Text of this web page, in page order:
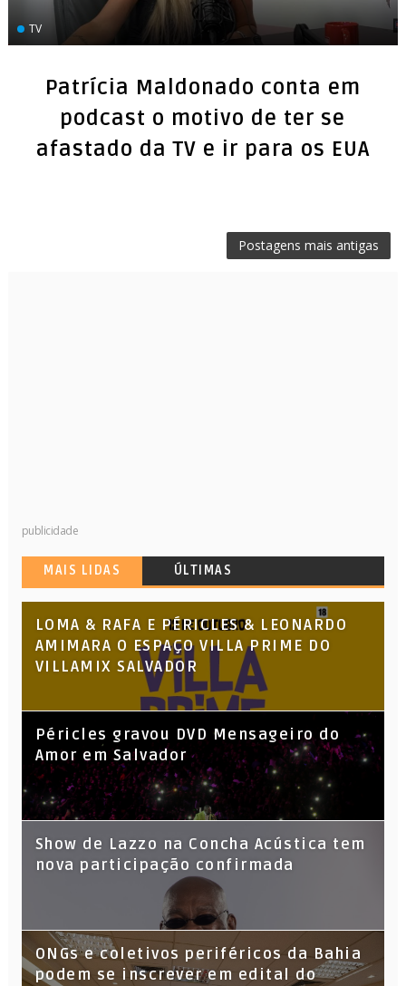
TV
Patrícia Maldonado conta em
podcast o motivo de ter se
afastado da TV e ir para os EUA
Postagens mais antigas
publicidade
MAIS LIDAS ÚLTIMAS
LOMA & RAFA E PÉRICLES & LEONARDO
AMIMARA O ESPAÇO VILLA PRIME DO
VILLAMIX SALVADOR
Péricles gravou DVD Mensageiro do
Amor em Salvador
Show de Lazzo na Concha Acústica tem
nova participação confirmada
ONGs e coletivos periféricos da Bahia
podem se inscrever em edital do